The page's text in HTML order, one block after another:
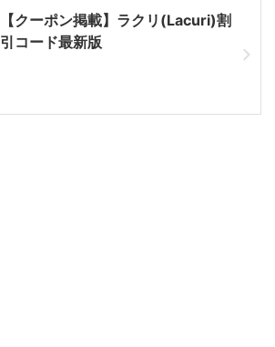
【クーポン掲載】ラクリ(Lacuri)割
引コード最新版